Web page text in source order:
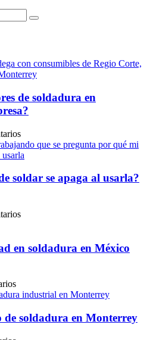
de soldadura en
soldar se apaga al usarla?
en soldadura en México
soldadura en Monterrey